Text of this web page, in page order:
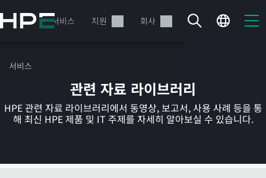
요
뛰
제품 서비스 지원 회사
서비스
현재 장바구니가 비어있습니다
관련 자료 라이브러리
HPE 관련 자료 라이브러리에서 동영상, 보고서, 사용 사례 등을 통
해 최신 HPE 제품 및 IT 주제를 자세히 알아보실 수 있습니다.